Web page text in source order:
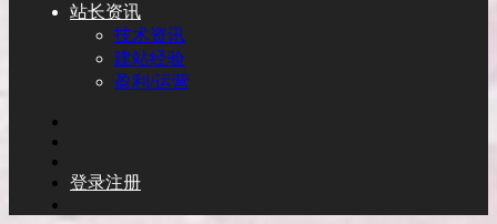
站长资讯
技术资讯
建站经验
盈利/运营
登录注册